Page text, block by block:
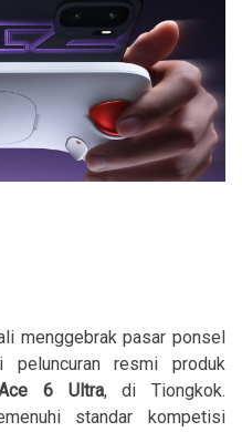
menggebrak pasar ponsel
peluncuran resmi produk
6 Ultra, di Tiongkok.
standar kompetisi